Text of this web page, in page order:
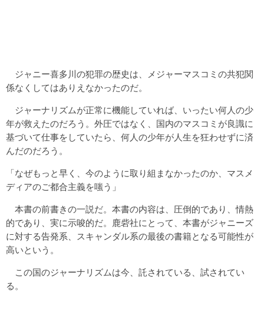
ジャニー喜多川の犯罪の歴史は、メジャーマスコミの共犯関
係なくしてはありえなかったのだ。
ジャーナリズムが正常に機能していれば、いったい何人の少
年が救えたのだろう。外圧ではなく、国内のマスコミが良識に
基づいて仕事をしていたら、何人の少年が人生を狂わせずに済
んだのだろう。
「なぜもっと早く、今のように取り組まなかったのか、マスメ
ディアのご都合主義を嗤う」
本書の前書きの一説だ。本書の内容は、圧倒的であり、情熱
的であり、実に示唆的だ。鹿砦社にとって、本書がジャニーズ
に対する告発系、スキャンダル系の最後の書籍となる可能性が
高いという。
この国のジャーナリズムは今、託されている、試されてい
る。